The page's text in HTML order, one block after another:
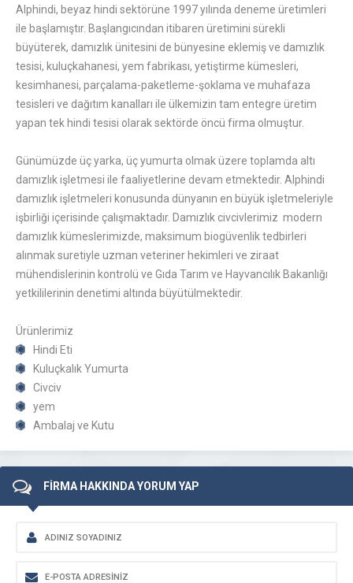
Alphindi, beyaz hindi sektörüne 1997 yılında deneme üretimleri
ile başlamıştır. Başlangıcından itibaren üretimini sürekli
büyüterek, damızlık ünitesini de bünyesine eklemiş ve damızlık
tesisi, kuluçkahanesi, yem fabrikası, yetiştirme kümesleri,
kesimhanesi, parçalama-paketleme-şoklama ve muhafaza
tesisleri ve dağıtım kanalları ile ülkemizin tam entegre üretim
yapan tek hindi tesisi olarak sektörde öncü firma olmuştur.
Günümüzde üç yarka, üç yumurta olmak üzere toplamda altı
damızlık işletmesi ile faaliyetlerine devam etmektedir. Alphindi
damızlık işletmeleri konusunda dünyanın en büyük işletmeleriyle
işbirliği içerisinde çalışmaktadır. Damızlık civcivlerimiz modern
damızlık kümeslerimizde, maksimum biogüvenlik tedbirleri
alınmak suretiyle uzman veteriner hekimleri ve ziraat
mühendislerinin kontrolü ve Gıda Tarım ve Hayvancılık Bakanlığı
yetkililerinin denetimi altında büyütülmektedir.
Ürünlerimiz
Hindi Eti
Kuluçkalık Yumurta
Civciv
yem
Ambalaj ve Kutu
FİRMA HAKKINDA YORUM YAP